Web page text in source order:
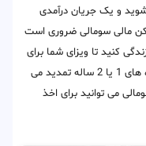
و یک جریان درآمدی
مالی سومالی ضروری است
کنید تا ویزای شما برای
دوره بعد تمدید شود. این ویزا معمولا در دوره های 1 یا 2 ساله تمدید می
کشور سومالی می توانید برای اخذ